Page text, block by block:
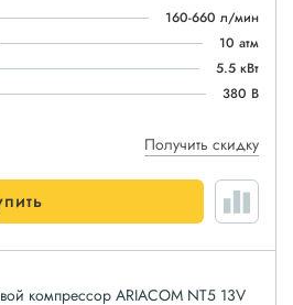
160-660 л/мин
10 атм
5.5 кВт
380 В
Получить скидку
компрессор ARIACOM NT5 13V